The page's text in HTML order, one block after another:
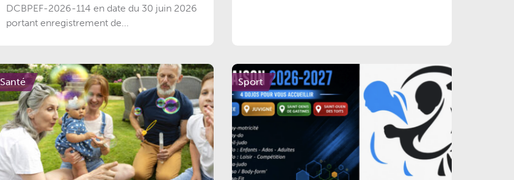
DCBPEF-2026-114 en date du 30 juin 2026
portant enregistrement de...
Santé Sport